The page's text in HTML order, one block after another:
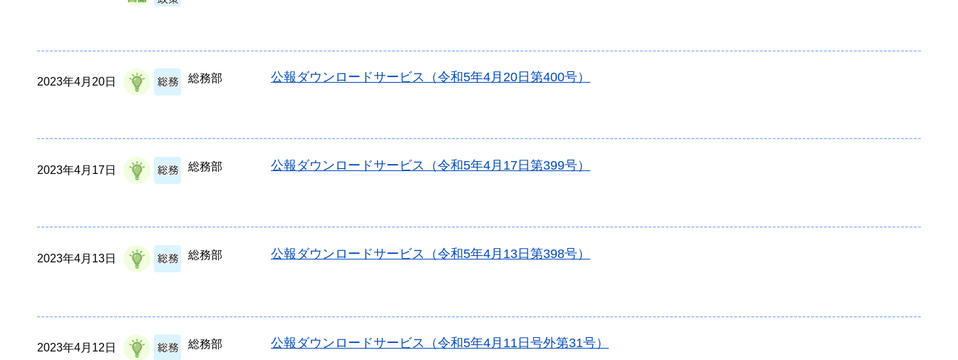
2023年4月20日 総務部 公報ダウンロードサービス（令和5年4月20日第400号）
2023年4月17日 総務部 公報ダウンロードサービス（令和5年4月17日第399号）
2023年4月13日 総務部 公報ダウンロードサービス（令和5年4月13日第398号）
2023年4月12日 総務部 公報ダウンロードサービス（令和5年4月11日号外第31号）